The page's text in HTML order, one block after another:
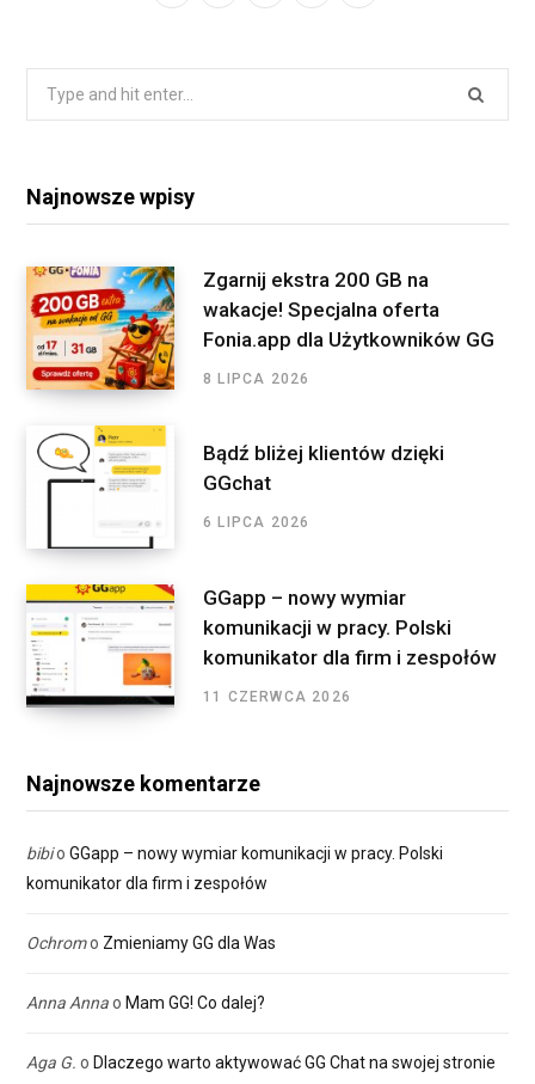
c
o
i s
a
m
S n
n
c
f
o
Najnowsze wpisy
Zgarnij ekstra 200 GB na
wakacje! Specjalna oferta
Fonia.app dla Użytkowników GG
8 LIPCA 2026
Bądź bliżej klientów dzięki
GGchat
6 LIPCA 2026
GGapp – nowy wymiar
komunikacji w pracy. Polski
komunikator dla firm i zespołów
11 CZERWCA 2026
Najnowsze komentarze
bibio GGapp – nowy wymiar komunikacji w pracy. Polski
komunikator dla firm i zespołów
Ochromo Zmieniamy GG dla Was
Anna Annao Mam GG! Co dalej?
Aga G. o Dlaczego warto aktywować GG Chat na swojej stronie